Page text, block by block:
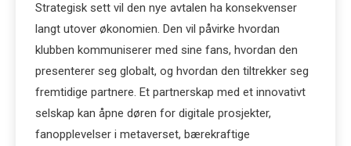
Strategisk sett vil den nye avtalen ha konsekvenser
langt utover økonomien. Den vil påvirke hvordan
klubben kommuniserer med sine fans, hvordan den
presenterer seg globalt, og hvordan den tiltrekker seg
fremtidige partnere. Et partnerskap med et innovativt
selskap kan åpne døren for digitale prosjekter,
fanopplevelser i metaverset, bærekraftige